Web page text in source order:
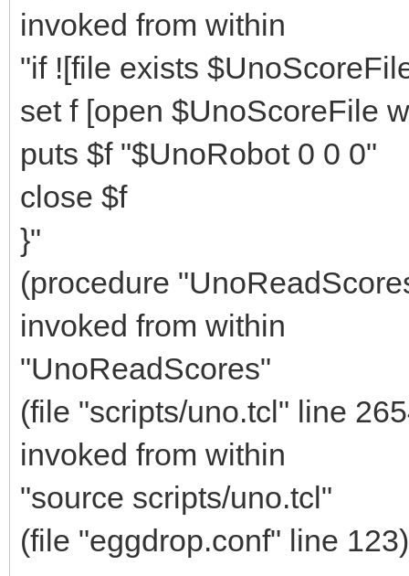
invoked from within
"if ![file exists
set f [open $UnoScoreFile
puts $f "$UnoRobot 0 0 0"
close $f
}"
(procedure
invoked from within
"UnoReadScores"
(file "scripts/uno.tcl" line
invoked from within
"source scripts/uno.tcl"
(file "eggdrop.conf" line 123)